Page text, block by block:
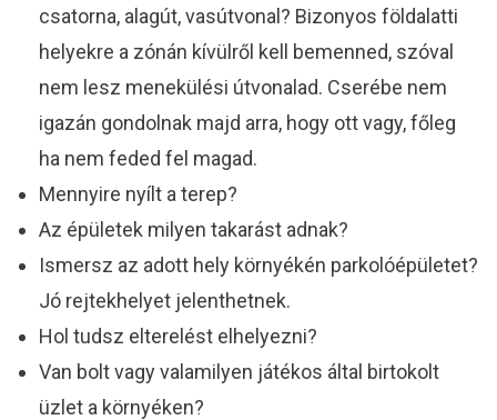
csatorna, alagút, vasútvonal? Bizonyos földalatti
helyekre a zónán kívülről kell bemenned, szóval
nem lesz menekülési útvonalad. Cserébe nem
igazán gondolnak majd arra, hogy ott vagy, főleg
ha nem feded fel magad.
Mennyire nyílt a terep?
Az épületek milyen takarást adnak?
Ismersz az adott hely környékén parkolóépületet?
Jó rejtekhelyet jelenthetnek.
Hol tudsz elterelést elhelyezni?
Van bolt vagy valamilyen játékos által birtokolt
üzlet a környéken?